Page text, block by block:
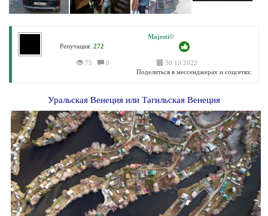
Majesti©
Репутация:272
75 0
30.10.2022
Поделиться в мессенджерах и соцсетях:
Уральская Венеция или Тагильская Венеция